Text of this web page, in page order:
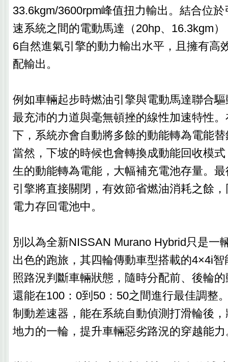
33.6kgm/3600rpm峰值扭力輸出。結合位
速系統之間的電動馬達（20hp、16.3kgm
6自然進氣引擎的動力輸出水平，且擁有高
配輸出。
例如車輛起步時燃油引擎與電動馬達聯合
最充沛的力道與毫無頓挫的線性加速特性
下，系統亦會自動將多餘的動能轉為電能
當然，下坡的時候也會轉換成動能回收模
生的動能轉為電能，大幅補充電池存量。
引擎將直接關閉，有效節省燃油消耗之餘
電力存回電池中。
別以為全新NISSAN Murano Hybrid只是一
出色的跑旅，其四輪傳動車型搭載的4×4i
照路況判斷車輛狀態，隨時分配前、後輪
還能在100：0到50：50之間進行最佳調整
制動差速器，能在系統自動偵測打滑輪後
地力的一輪，提升車輛惡劣路況的穿越能力